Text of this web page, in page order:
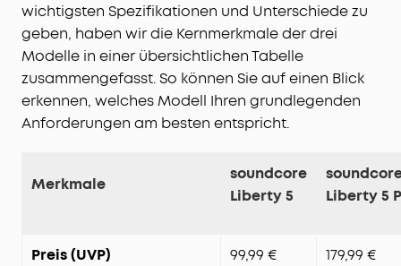
wichtigsten Spezifikationen und Unterschiede zu
geben, haben wir die Kernmerkmale der drei
Modelle in einer übersichtlichen Tabelle
zusammengefasst. So können Sie auf einen Blick
erkennen, welches Modell Ihren grundlegenden
Anforderungen am besten entspricht.
Merkmale
soundcore
Liberty 5
Liberty 5
Preis (UVP) 99,99 € 179,99 €